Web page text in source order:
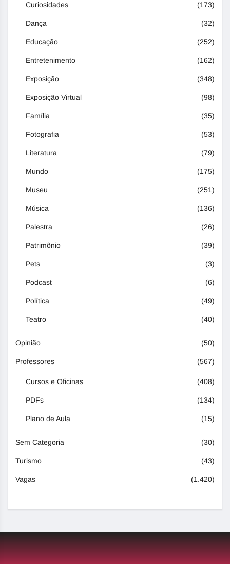
Curiosidades (173)
Dança (32)
Educação (252)
Entretenimento (162)
Exposição (348)
Exposição Virtual (98)
Família (35)
Fotografia (53)
Literatura (79)
Mundo (175)
Museu (251)
Música (136)
Palestra (26)
Patrimônio (39)
Pets (3)
Podcast (6)
Política (49)
Teatro (40)
Opinião (50)
Professores (567)
Cursos e Oficinas (408)
PDFs (134)
Plano de Aula (15)
Sem Categoria (30)
Turismo (43)
Vagas (1.420)